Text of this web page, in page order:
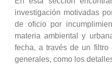
investigación motivadas
de oficio por
materia ambiental y
fecha, a través de un filtro
generales, como los